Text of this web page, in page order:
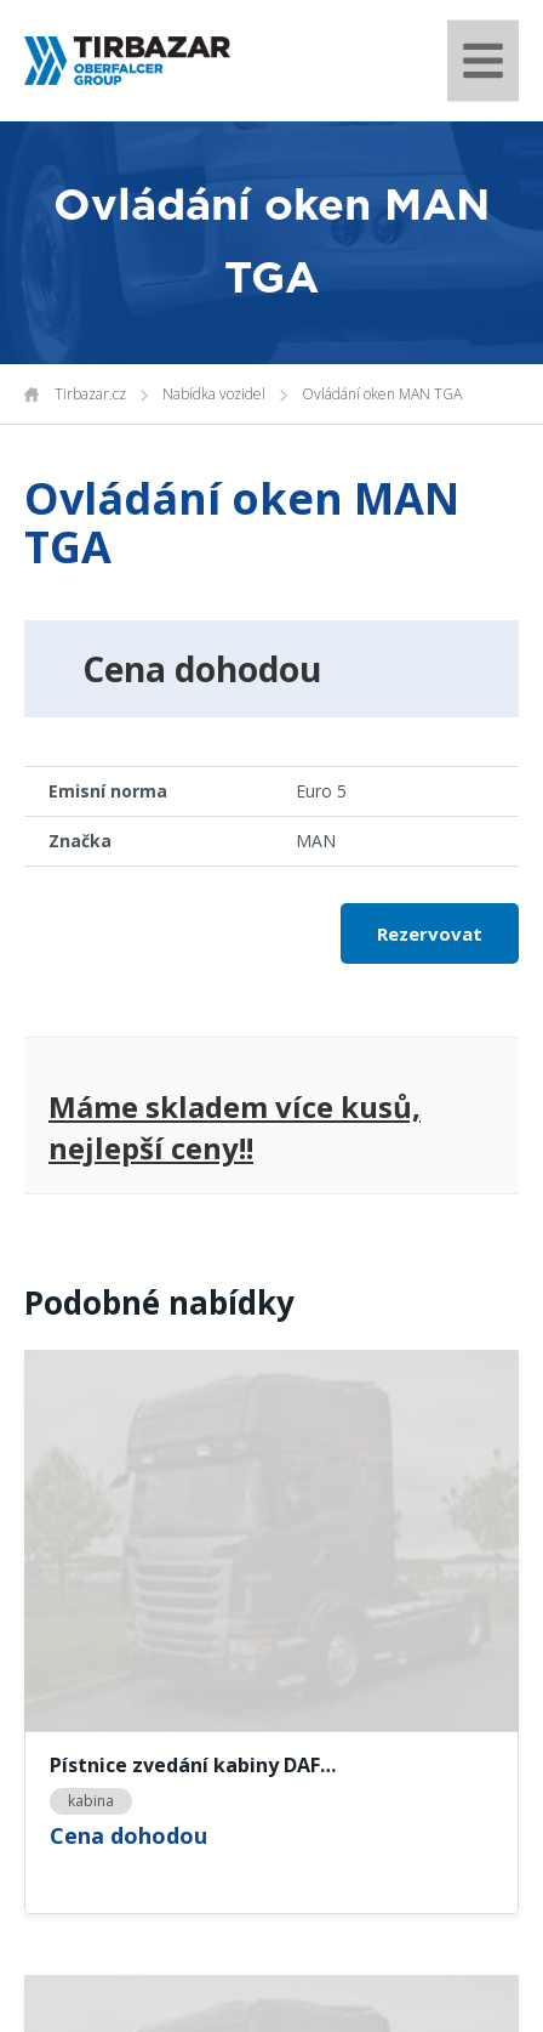
Ovládání oken MAN
TGA
Tirbazar.cz Nabídka vozidel Ovládání oken MAN TGA
Ovládání oken MAN
TGA
Cena dohodou
Emisní norma Euro 5
Značka MAN
Rezervovat
Máme skladem více kusů,
nejlepší ceny!!
Podobné nabídky
Pístnice zvedání kabiny DAF…
kabina
Cena dohodou